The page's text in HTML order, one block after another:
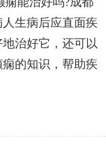
生病后应直面疾
治好它，还可以
的知识，帮助疾